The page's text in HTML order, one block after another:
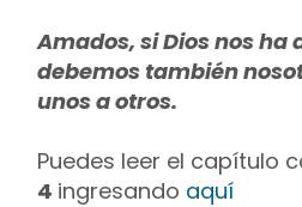
Amados, si Dios nos ha
debemos también
unos a otros.
Puedes leer el capítulo
4 ingresando aquí